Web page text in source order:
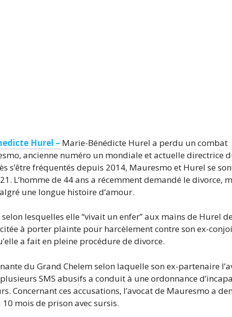
Hurel – Marie-Bénédicte Hurel a perdu un combat
ancienne numéro un mondiale et actuelle directrice
s’être fréquentés depuis 2014, Mauresmo et Hurel se
L’homme de 44 ans a récemment demandé le divorce,
une longue histoire d’amour.
lesquelles elle “vivait un enfer” aux mains de Hurel
à porter plainte pour harcèlement contre son ex-
a fait en pleine procédure de divorce.
du Grand Chelem selon laquelle son ex-partenaire
SMS abusifs a conduit à une ordonnance
Concernant ces accusations, l’avocat de Mauresmo a
mois de prison avec sursis.